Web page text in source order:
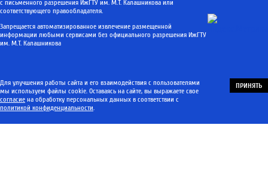
с письменного разрешения ИжГТУ им. М.Т. Калашникова или
соответствующего правообладателя.
Запрещается автоматизированное извлечение размещенной
информации любыми сервисами без официального разрешения ИжГТУ
им. М.Т. Калашникова
Для улучшения работы сайта и его взаимодействия с пользователями
мы используем файлы cookie. Оставаясь на сайте, вы выражаете свое
согласие на обработку персональных данных в соответствии с
политикой конфиденциальности.
ПРИНЯТЬ